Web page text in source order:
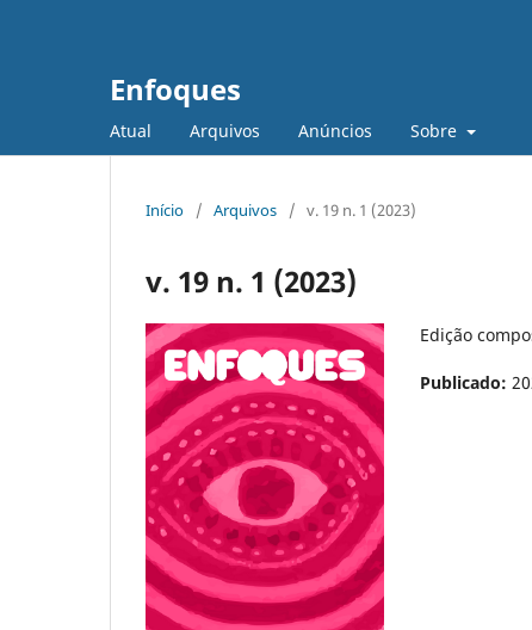
Enfoques
Atual Arquivos Anúncios Sobre
Início / Arquivos / v. 19 n. 1 (2023)
v. 19 n. 1 (2023)
Edição
Publicado: